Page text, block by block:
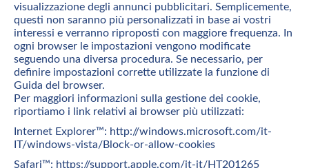
visualizzazione degli annunci pubblicitari. Semplicemente,
questi non saranno più personalizzati in base ai vostri
interessi e verranno riproposti con maggiore frequenza. In
ogni browser le impostazioni vengono modificate
seguendo una diversa procedura. Se necessario, per
definire impostazioni corrette utilizzate la funzione di
Guida del browser.
Per maggiori informazioni sulla gestione dei cookie,
riportiamo i link relativi ai browser più utilizzati:
Internet Explorer™: http://windows.microsoft.com/it-
IT/windows-vista/Block-or-allow-cookies
Safari™: https://support.apple.com/it-it/HT201265